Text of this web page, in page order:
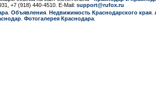
+7 (918) 440-4510. E-Mail: support@rufox.ru
Объявления Недвижимость Краснодарcкого края
Фотогалерея Краснодара